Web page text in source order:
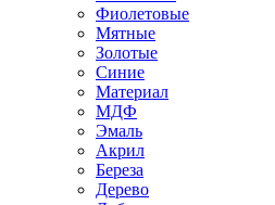
Фиолетовые
Мятные
Золотые
Синие
Материал
МДФ
Эмаль
Акрил
Береза
Дерево